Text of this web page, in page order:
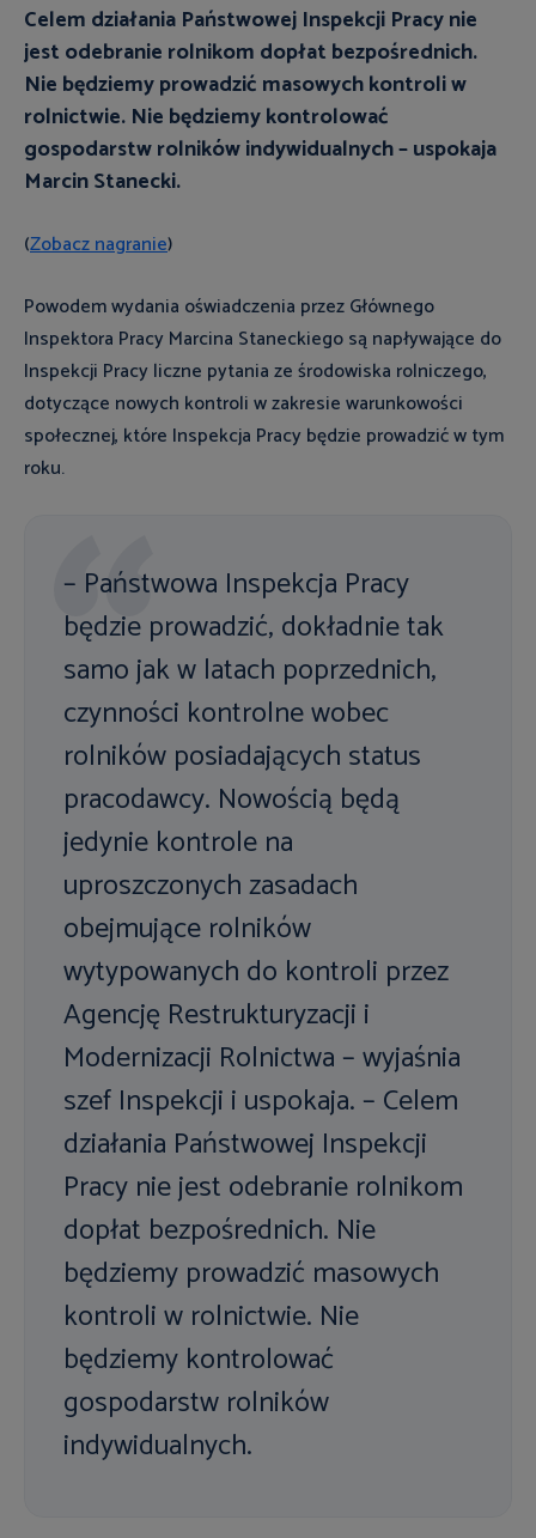
Celem działania Państwowej Inspekcji Pracy nie
jest odebranie rolnikom dopłat bezpośrednich.
Nie będziemy prowadzić masowych kontroli w
rolnictwie. Nie będziemy kontrolować
gospodarstw rolników indywidualnych – uspokaja
Marcin Stanecki.
(Zobacz nagranie)
Powodem wydania oświadczenia przez Głównego
Inspektora Pracy Marcina Staneckiego są napływające do
Inspekcji Pracy liczne pytania ze środowiska rolniczego,
dotyczące nowych kontroli w zakresie warunkowości
społecznej, które Inspekcja Pracy będzie prowadzić w tym
roku.
– Państwowa Inspekcja Pracy
będzie prowadzić, dokładnie tak
samo jak w latach poprzednich,
czynności kontrolne wobec
rolników posiadających status
pracodawcy. Nowością będą
jedynie kontrole na
uproszczonych zasadach
obejmujące rolników
wytypowanych do kontroli przez
Agencję Restrukturyzacji i
Modernizacji Rolnictwa – wyjaśnia
szef Inspekcji i uspokaja. – Celem
działania Państwowej Inspekcji
Pracy nie jest odebranie rolnikom
dopłat bezpośrednich. Nie
będziemy prowadzić masowych
kontroli w rolnictwie. Nie
będziemy kontrolować
gospodarstw rolników
indywidualnych.